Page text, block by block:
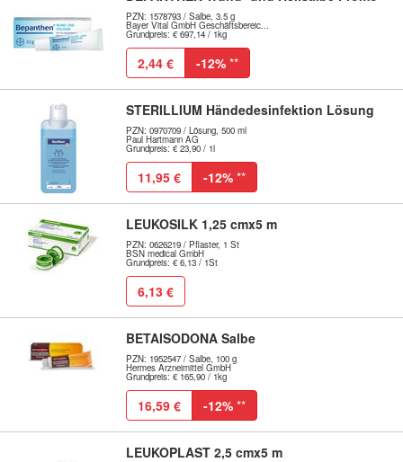
PZN: 1578793 / Salbe, 3.5 g
Bayer Vital GmbH Geschäftsbereic...
Grundpreis: € 697,14 / 1kg
2,44 € -12% **
STERILLIUM Händedesinfektion Lösung
PZN: 0970709 / Lösung, 500 ml
Paul Hartmann AG
Grundpreis: € 23,90 / 1l
11,95 € -12% **
LEUKOSILK 1,25 cmx5 m
PZN: 0626219 / Pflaster, 1 St
BSN medical GmbH
Grundpreis: € 6,13 / 1St
6,13 €
BETAISODONA Salbe
PZN: 1952547 / Salbe, 100 g
Hermes Arzneimittel GmbH
Grundpreis: € 165,90 / 1kg
16,59 € -12% **
LEUKOPLAST 2,5 cmx5 m